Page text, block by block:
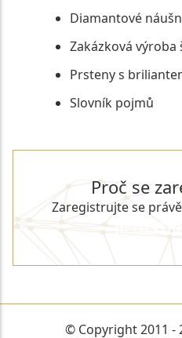
Diamantové
Zakázková výroba
Prsteny s
Slovník pojmů
Proč se
Zaregistrujte se
© Copyright 2011 -